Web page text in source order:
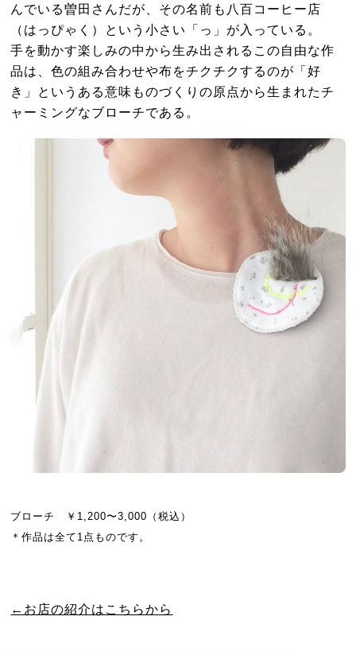
んでいる曽田さんだが、その名前も八百コーヒー店
（はっぴゃく）という小さい「っ」が入っている。
手を動かす楽しみの中から生み出されるこの自由な作
品は、色の組み合わせや布をチクチクするのが「好
き」というある意味ものづくりの原点から生まれたチ
ャーミングなブローチである。
ブローチ ￥1,200〜3,000（税込）
＊作品は全て1点ものです。
←お店の紹介はこちらから